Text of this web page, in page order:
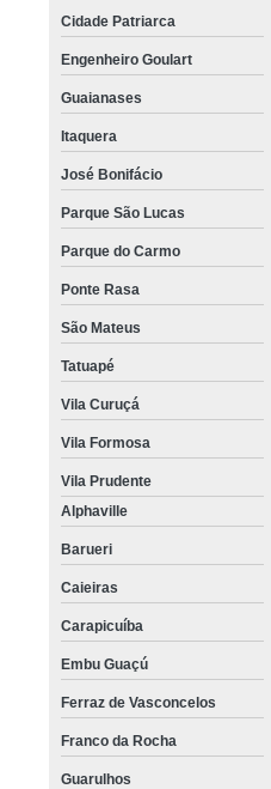
Cidade Patriarca
Engenheiro Goulart
Guaianases
Itaquera
José Bonifácio
Parque São Lucas
Parque do Carmo
Ponte Rasa
São Mateus
Tatuapé
Vila Curuçá
Vila Formosa
Vila Prudente
Alphaville
Barueri
Caieiras
Carapicuíba
Embu Guaçú
Ferraz de Vasconcelos
Franco da Rocha
Guarulhos